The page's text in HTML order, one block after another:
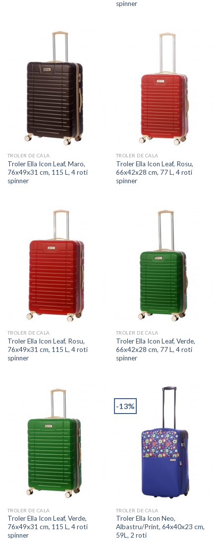
spinner
TROLER DE CALA
Troler Ella Icon Leaf, Maro,
76x49x31 cm, 115 L, 4 roti
spinner
TROLER DE CALA
Troler Ella Icon Leaf, Rosu,
66x42x28 cm, 77 L, 4 roti
spinner
TROLER DE CALA
Troler Ella Icon Leaf, Rosu,
76x49x31 cm, 115 L, 4 roti
spinner
TROLER DE CALA
Troler Ella Icon Leaf, Verde,
66x42x28 cm, 77 L, 4 roti
spinner
TROLER DE CALA
Troler Ella Icon Leaf, Verde,
76x49x31 cm, 115 L, 4 roti
spinner
-13%
TROLER DE CALA
Troler Ella Icon Neo,
Albastru/Print, 64x40x23 cm,
59L, 2 roti